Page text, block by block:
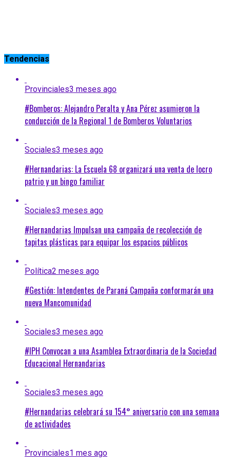
Tendencias
Provinciales3 meses ago
#Bomberos: Alejandro Peralta y Ana Pérez asumieron la
conducción de la Regional 1 de Bomberos Voluntarios
Sociales3 meses ago
#Hernandarias: La Escuela 68 organizará una venta de locro
patrio y un bingo familiar
Sociales3 meses ago
#Hernandarias Impulsan una campaña de recolección de
tapitas plásticas para equipar los espacios públicos
Política2 meses ago
#Gestión: Intendentes de Paraná Campaña conformarán una
nueva Mancomunidad
Sociales3 meses ago
#IPH Convocan a una Asamblea Extraordinaria de la Sociedad
Educacional Hernandarias
Sociales3 meses ago
#Hernandarias celebrará su 154° aniversario con una semana
de actividades
Provinciales1 mes ago